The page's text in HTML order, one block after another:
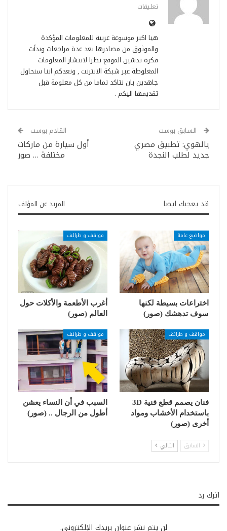
تعليقات
هيا اكبر موسوعة عربية للمعلومات المؤكدة
والموثوق من مصادرها بعد عدة مراجعات وبدأت
فكرة تدشين الموقع نظرا لانتشار المعلومات
المغلوطة عبر شبكة الانترنت , ونعدكم اننا سنحاول
جاهدين بان نتاكد تماما من كل معلومة قبل
تقديمها اليكم .
السابق بوست
يالهوي: تطبيق مصري
جديد لطلب النجدة
القادم بوست
أول سيارة من ماركات
مختلفة … صور
قد يعجبك ايضا المزيد عن المؤلف
مواضيع عامة
اختراعات بسيطة لكنها
سوف تدهشك (صور)
مواقف و طرائف
أغرب الأطعمة والأكلات حول
العالم (صور)
مواقف و طرائف
فنان يصمم قطع فنية 3D
باستخدام الأخشاب ومواد
أخرى (صور)
مواقف و طرائف
السبب في أن النساء يعشن
أطول من الرجال .. (صور)
السابق التالي
اترك رد
لن يتم نشر عنوان بريدك الإلكتروني.